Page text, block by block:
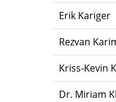
Erik Kariger
Rezvan
Kriss-Kevin
Dr. Miriam